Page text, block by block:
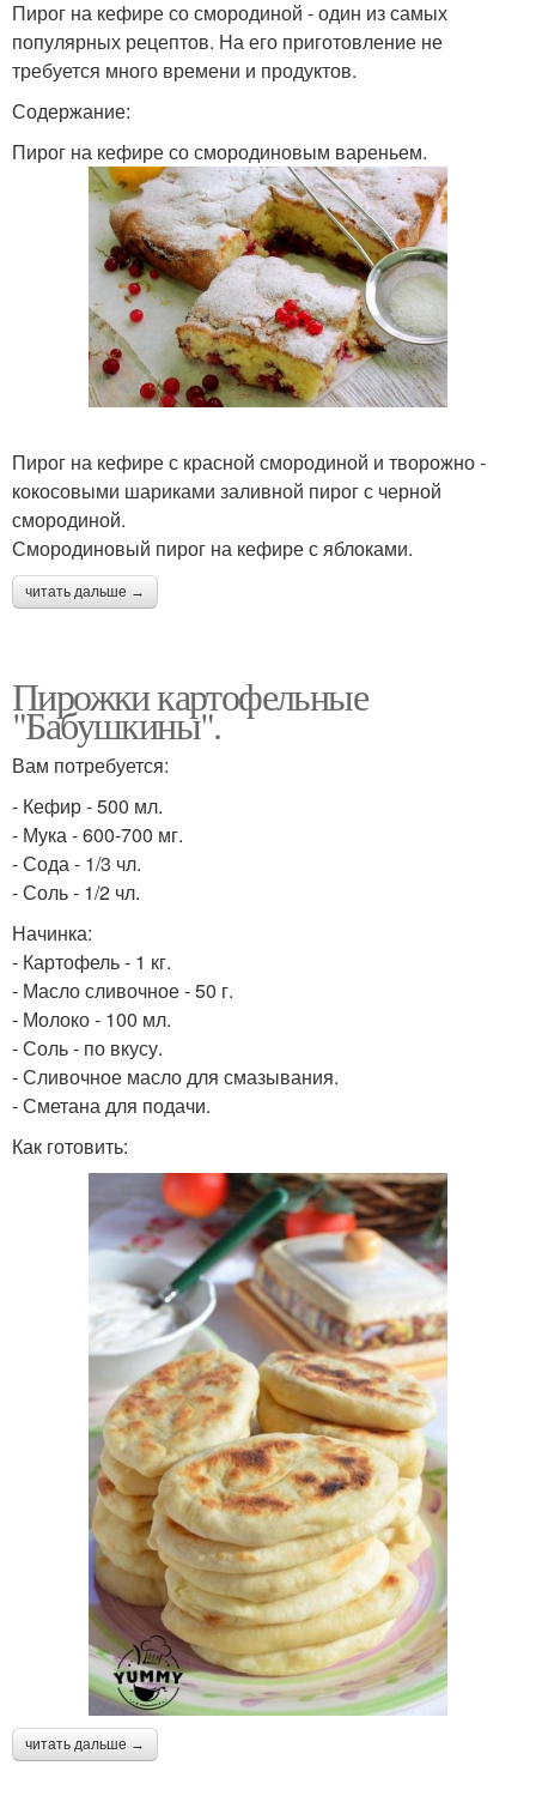
Пирог на кефире со смородиной - один из самых
популярных рецептов. На его приготовление не
требуется много времени и продуктов.
Содержание:
Пирог на кефире со смородиновым вареньем.
Пирог на кефире с красной смородиной и творожно -
кокосовыми шариками заливной пирог с черной
смородиной.
Смородиновый пирог на кефире с яблоками.
читать дальше →
Пирожки картофельные
"Бабушкины".
Вам потребуется:
- Кефир - 500 мл.
- Мука - 600-700 мг.
- Сода - 1/3 чл.
- Соль - 1/2 чл.
Начинка:
- Картофель - 1 кг.
- Масло сливочное - 50 г.
- Молоко - 100 мл.
- Соль - по вкусу.
- Сливочное масло для смазывания.
- Сметана для подачи.
Как готовить:
читать дальше →